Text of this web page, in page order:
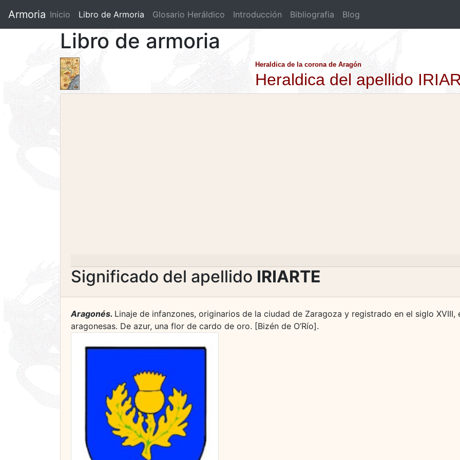
Armoria Inicio Libro de Armoria (current)
Glosario Heráldico Introducción Bibliografia Blog
Libro de armoria
Heraldica de la corona de Aragón
Heraldica del apellido
Significado del apellido IRIARTE
Aragonés. Linaje de infanzones, originarios de la ciudad de Zaragoza y registrado en el siglo
aragonesas. De azur, una flor de cardo de oro. [Bizén de O’Río].